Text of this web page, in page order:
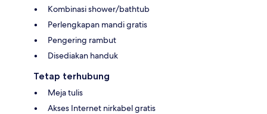
Kombinasi shower/bathtub
Perlengkapan mandi gratis
Pengering rambut
Disediakan handuk
Tetap terhubung
Meja tulis
Akses Internet nirkabel gratis